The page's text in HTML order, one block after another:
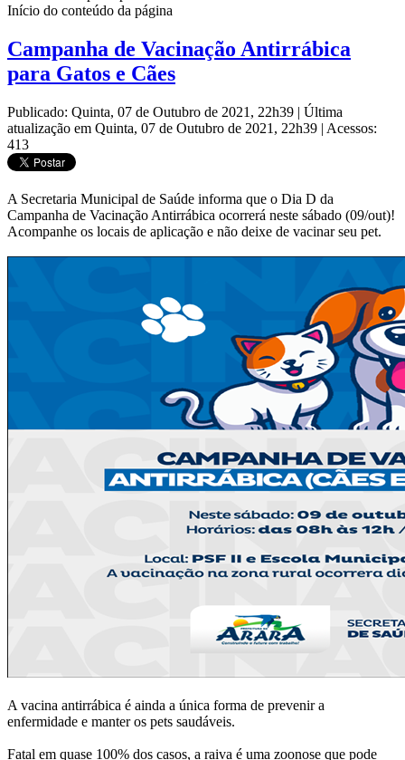
Início do conteúdo da página
Campanha de Vacinação Antirrábica
para Gatos e Cães
Publicado: Quinta, 07 de Outubro de 2021, 22h39 | Última
atualização em Quinta, 07 de Outubro de 2021, 22h39 | Acessos:
413
A Secretaria Municipal de Saúde informa que o Dia D da
Campanha de Vacinação Antirrábica ocorrerá neste sábado (09/out)!
Acompanhe os locais de aplicação e não deixe de vacinar seu pet.
A vacina antirrábica é ainda a única forma de prevenir a
enfermidade e manter os pets saudáveis.
Fatal em quase 100% dos casos, a raiva é uma zoonose que pode